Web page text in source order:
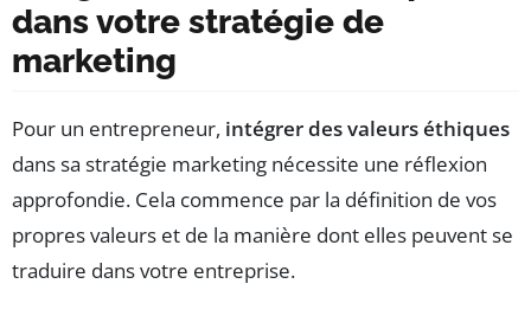
dans votre stratégie de
marketing
Pour un entrepreneur, intégrer des valeurs éthiques
dans sa stratégie marketing nécessite une réflexion
approfondie. Cela commence par la définition de vos
propres valeurs et de la manière dont elles peuvent se
traduire dans votre entreprise.